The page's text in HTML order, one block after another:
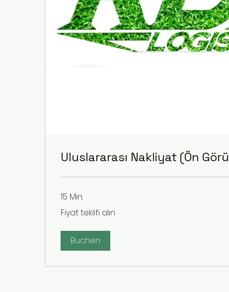
Uluslararası Nakliyat (Ön
15 Min.
teklifi
alın
Fiyat teklifi alın
Buchen